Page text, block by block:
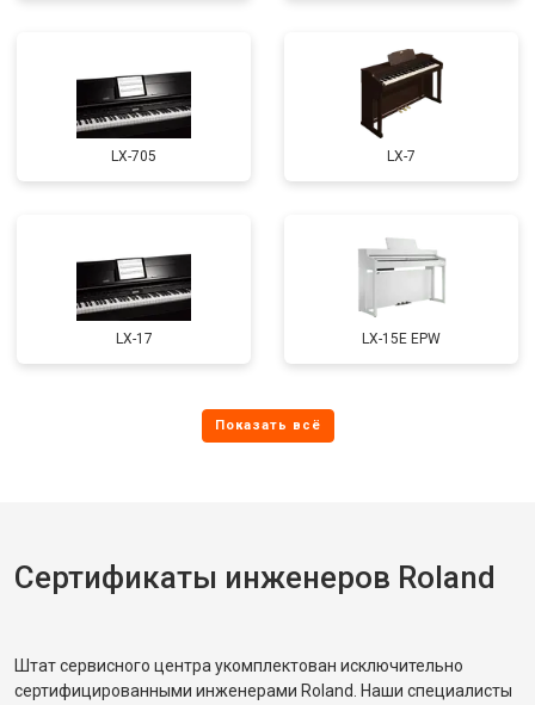
LX-705 LX-7
LX-17 LX-15E EPW
Сертификаты инженеров Roland
Штат сервисного центра укомплектован исключительно
сертифицированными инженерами Roland. Наши специалисты